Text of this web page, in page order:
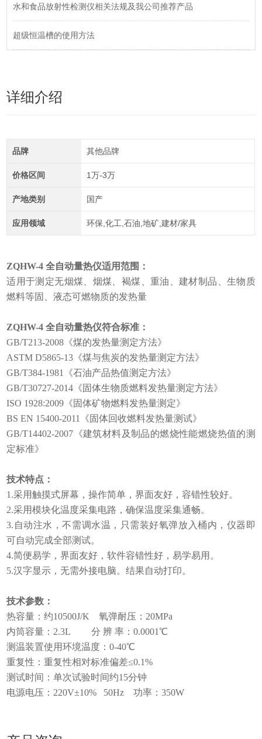
水和食品放射性检测仪相关法规及我公司推荐产品
超级恒温槽的使用方法
详细介绍
品牌 其他品牌
价格区间 1万-3万
产地类别 国产
应用领域 环保,化工,石油,地矿,建材/家具
ZQHW-4全自动量热仪适用范围：
适用于测定无烟煤、烟煤、褐煤、重油、建材制品、生物质
燃料等固、液态可燃物质的发热量
ZQHW-4全自动量热仪符合标准：
GB/T213-2008《煤的发热量测定方法》
ASTM D5865-13《煤与焦炭的发热量测定方法》
GB/T384-1981《石油产品热值测定方法》
GB/T30727-2014《固体生物质燃料发热量测定方法》
ISO 1928:2009《固体矿物燃料发热量测定》
BS EN 15400-2011《固体回收燃料发热量测试》
GB/T14402-2007《建筑材料及制品的燃烧性能燃烧热值的测
定标准》
技术特点：
1.采用触摸式屏幕，操作简单，界面友好，容错性较好。
2.采用模块化温度采集电路，确保温度采集通畅。
3.自动注水，不需调水温，只需装好氧弹放入桶内，仪器即
可自动完成全部测试。
4.简便易学，界面友好，软件容错性好，易学易用。
5.汉字显示，无需外接电脑。结果自动打印。
技术参数：
热容量：约10500J/K 氧弹耐压：20MPa
内筒容量： 2.3L 分 辨 率：0.0001℃
测温装置使用环境温度：0-40℃
重复性：重复性相对标准偏差≤0.1%
测试时间：单次试验时间约15分钟
电源电压： 220V±10% 50Hz 功率：350W